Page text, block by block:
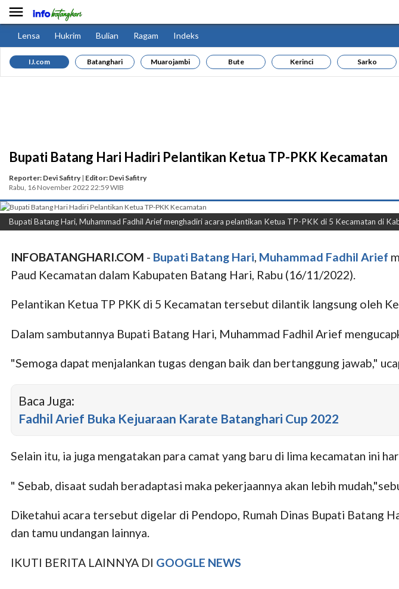

Lensa Hukrim Bulian Ragam Indeks
IJ.com Batanghari Muarojambi Bute Kerinci Sarko
Bupati Batang Hari Hadiri Pelantikan Ketua TP-PKK Kecamatan
Reporter: Devi Safitry| Editor: Devi Safitry
Rabu, 16 November 2022 22:59 WIB
Bupati Batang Hari, Muhammad Fadhil Arief menghadiri acara pelantikan Ketua TP-PKK di 5 Kecamatan di
INFOBATANGHARI.COM - Bupati Batang Hari Muhammad Fadhil Arief
Paud Kecamatan dalam Kabupaten Batang Hari, Rabu (16/11/2022).
Pelantikan Ketua TP PKK di 5 Kecamatan tersebut dilantik langsung oleh
Dalam sambutannya Bupati Batang Hari, Muhammad Fadhil Arief
"Semoga dapat menjalankan tugas dengan baik dan bertanggung jawab,"
Baca Juga:
Fadhil Arief Buka Kejuaraan Karate Batanghari Cup 2022
Selain itu, ia juga mengatakan para camat yang baru di lima kecamatan ini
" Sebab, disaat sudah beradaptasi maka pekerjaannya akan lebih
Diketahui acara tersebut digelar di Pendopo, Rumah Dinas Bupati Batang
dan tamu undangan lainnya.
IKUTI BERITA LAINNYA DI GOOGLE NEWS